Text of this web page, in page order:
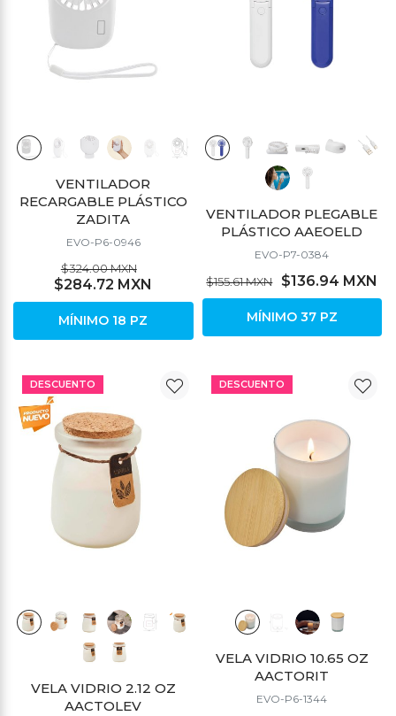
VENTILADOR
RECARGABLE PLÁSTICO
ZADITA
EVO-P6-0946
$324.00 MXN
$284.72 MXN
MÍNIMO 18 PZ
VENTILADOR PLEGABLE
PLÁSTICO AAEOELD
EVO-P7-0384
$155.61 MXN $136.94 MXN
MÍNIMO 37 PZ
DESCUENTO
VELA VIDRIO 2.12 OZ
AACTOLEV
DESCUENTO
VELA VIDRIO 10.65 OZ
AACTORIT
EVO-P6-1344